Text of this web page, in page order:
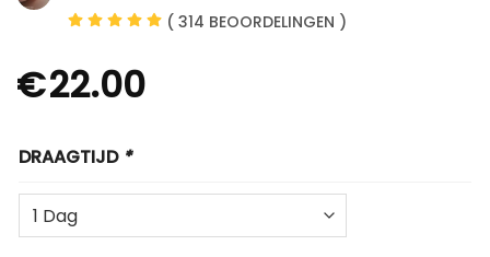
( 314 BEOORDELINGEN )
€22.00
DRAAGTIJD *